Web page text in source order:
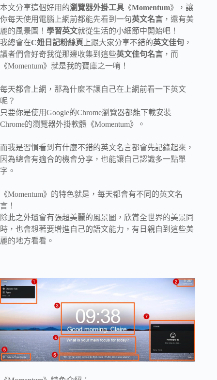
本文分享這個好用的瀏覽器外掛工具 《Momentum》，讓
你每天使用電腦上網前都能先看到一句英文名言 ，還有美
麗的風景圖！ 學習英文就從生活的小細節中開始吧！
我總會在C妞日記粉絲頁 上跟大家分享不錯的英文佳句 ，
讀者們會好奇我從那邊收集到這些英文佳句名言 ，而
《Momentum》就是我的寶庫之一唷！
每天都會上網，那為什麼不讓自己在上網前看一下英文
呢？
只要你是使用Google的Chrome瀏覽器都能下載安裝
Chrome的瀏覽器外掛軟體《Momentum》。
而我是習慣看到有什麼不錯的英文名言都會先記錄起來，
因為總會有適合的機會分享，也能讓自己認識多一點單
字。
《Momentum》的特色就是，每天都會有不同的英文名
言！
除此之外還會有張超美麗的風景圖，欣賞全世界的美景同
時，也會想著要增進自己的語文能力，有日親自到這些美
麗的地方看看。